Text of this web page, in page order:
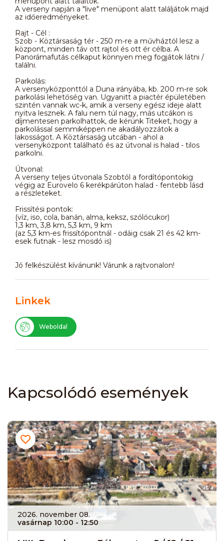
A verseny napján a "live" menüpont alatt találjátok majd
az időeredményeket.
Rajt - Cél :
Szob - Köztársaság tér - 250 m-re a művháztól lesz a
központ, minden táv ott rajtol és ott ér célba. A
Panorámafutás célkaput könnyen meg fogjátok látni /
találni.
Parkolás:
A versenyközponttól a Duna irányába, kb. 200 m-re sok
parkolási lehetőség van. Ugyanitt a piactér épületében
szintén vannak wc-k, amik a verseny egész ideje alatt
nyitva lesznek. A falu nem túl nagy, más utcákon is
díjmentesen parkolhattok, de kérünk Titeket, hogy a
parkolással semmiképpen ne akadályozzátok a
lakosságot. A Köztársaság utcában - ahol a
versenyközpont található és az útvonal is halad - tilos
parkolni.
Útvonal:
A verseny teljes útvonala Szobtól a fordítópontokig
végig az Eurovelo 6 kerékpárúton halad - fentebb lásd
a részleteket.
Frissítési pontok:
(víz, iso, cola, banán, alma, keksz, szőlőcukor)
1,3 km, 3,8 km, 5,3 km, 9 km
(az 5,3 km-es frissítőpontnál - odáig csak 21 és 42 km-
esek futnak - lesz mosdó is)
Jó felkészülést kívánunk! Várunk a rajtvonalon!
Linkek
Weboldal
Kapcsolódó események
2026. november 08.
vasárnap 10:00 - 12:50